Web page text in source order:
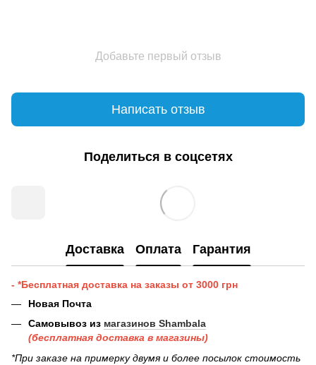
Добавьте первый отзыв
Написать отзыв
Поделиться в соцсетях
Доставка Оплата Гарантия
- *Бесплатная доставка на заказы от 3000 грн
Новая Почта
Самовывоз из магазинов Shambala
(бесплатная доставка в магазины)
*При заказе на примерку двумя и более посылок стоимость